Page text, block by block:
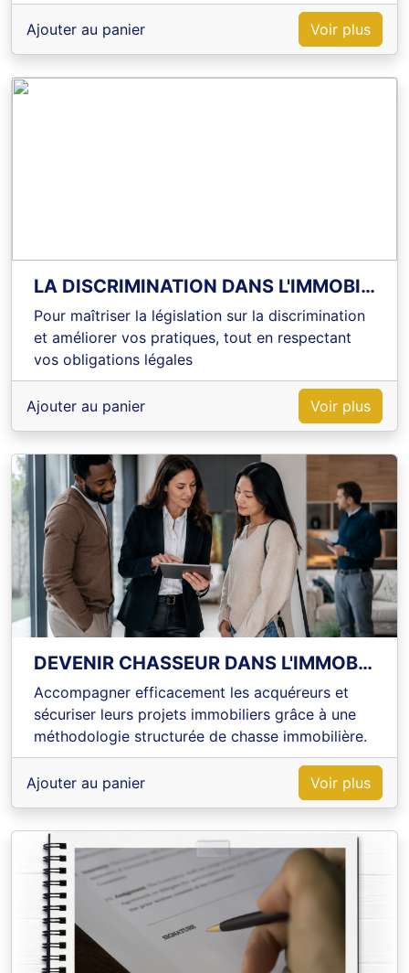
Ajouter au panier Voir plus
LA DISCRIMINATION DANS L'IMMOBILIER - LOI ALUR
Pour maîtriser la législation sur la discrimination
et améliorer vos pratiques, tout en respectant
vos obligations légales
Ajouter au panier Voir plus
DEVENIR CHASSEUR DANS L'IMMOBILIER
Accompagner efficacement les acquéreurs et
sécuriser leurs projets immobiliers grâce à une
méthodologie structurée de chasse immobilière.
Ajouter au panier Voir plus